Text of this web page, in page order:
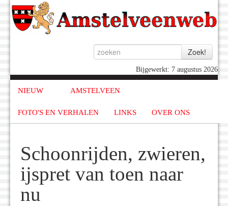
Bijgewerkt: 7 augustus 2026
NIEUW AMSTELVEEN
FOTO'S EN VERHALEN LINKS OVER ONS
Schoonrijden, zwieren,
ijspret van toen naar
nu